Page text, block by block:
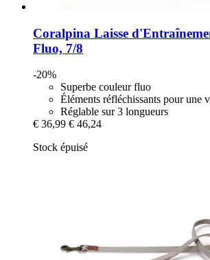
Coralpina Laisse
Fluo, 7/8
-20%
Superbe couleur fluo
Éléments réfléchissants pour une
Réglable sur 3 longueurs
€ 36,99 € 46,24
Stock épuisé